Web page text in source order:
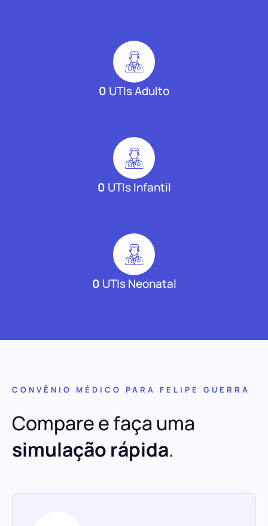
0 UTIs Adulto
0 UTIs Infantil
0 UTIs Neonatal
CONVÊNIO MÉDICO PARA FELIPE GUERRA
Compare e faça uma
simulação rápida.